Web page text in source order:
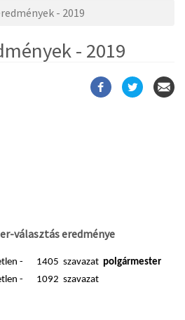
- 2019
- 2019
választás eredménye
- 1405 szavazat polgármester
- 1092 szavazat